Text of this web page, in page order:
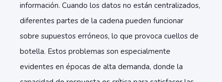
información. Cuando los datos no están centralizados,
diferentes partes de la cadena pueden funcionar
sobre supuestos erróneos, lo que provoca cuellos de
botella. Estos problemas son especialmente
evidentes en épocas de alta demanda, donde la